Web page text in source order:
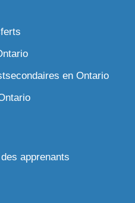
en Ontario
apprenants